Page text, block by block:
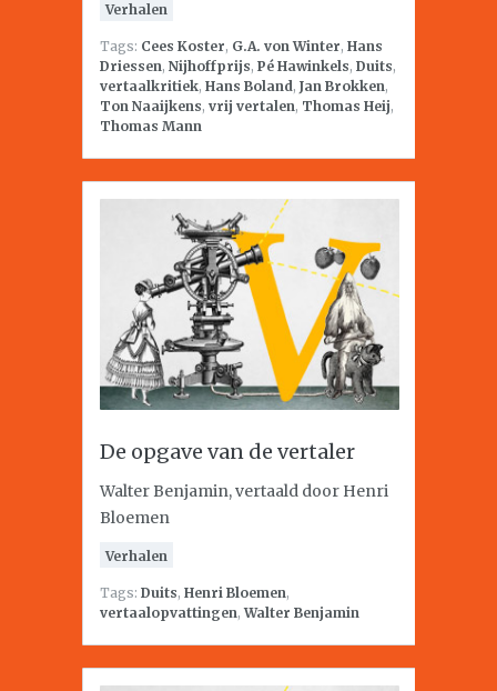
Verhalen
Tags: Cees Koster, G.A. von Winter, Hans
Driessen, Nijhoffprijs, Pé Hawinkels, Duits,
vertaalkritiek, Hans Boland, Jan Brokken,
Ton Naaijkens, vrij vertalen, Thomas Heij,
Thomas Mann
De opgave van de vertaler
Walter Benjamin, vertaald door Henri
Bloemen
Verhalen
Tags: Duits, Henri Bloemen,
vertaalopvattingen,Walter Benjamin